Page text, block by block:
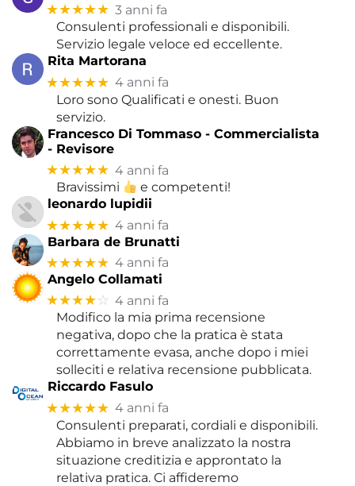
★★★★★ 3 anni fa
Consulenti professionali e disponibili.
Servizio legale veloce ed eccellente.
Rita Martorana
★★★★★ 4 anni fa
Loro sono Qualificati e onesti. Buon
servizio.
Francesco Di Tommaso - Commercialista
- Revisore
★★★★★ 4 anni fa
Bravissimi
e competenti!
leonardo lupidii
★★★★★ 4 anni fa
Barbara de Brunatti
★★★★★ 4 anni fa
Angelo Collamati
★★★★☆ 4 anni fa
Modifico la mia prima recensione
negativa, dopo che la pratica è stata
correttamente evasa, anche dopo i miei
solleciti e relativa recensione pubblicata.
Riccardo Fasulo
★★★★★ 4 anni fa
Consulenti preparati, cordiali e disponibili.
Abbiamo in breve analizzato la nostra
situazione creditizia e approntato la
relativa pratica. Ci affideremo